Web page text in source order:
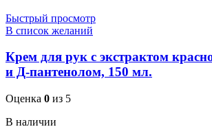
Быстрый просмотр
В список желаний
Крем для рук с экстрактом
и Д-пантенолом, 150 мл.
Оценка 0 из 5
В наличии